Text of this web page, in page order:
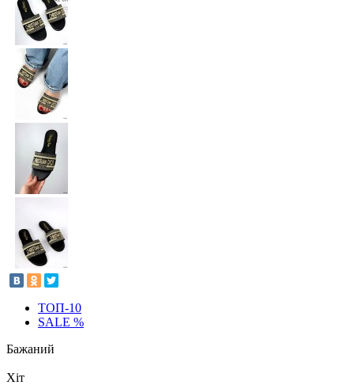
ТОП-10
SALE %
Бажаний
Хіт